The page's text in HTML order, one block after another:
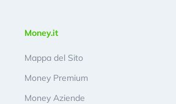
Money.it
Mappa del Sito
Money Premium
Money Aziende